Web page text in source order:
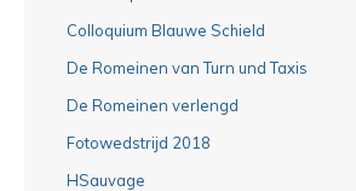
Colloquium Blauwe Schield
De Romeinen van Turn und Taxis
De Romeinen verlengd
Fotowedstrijd 2018
HSauvage